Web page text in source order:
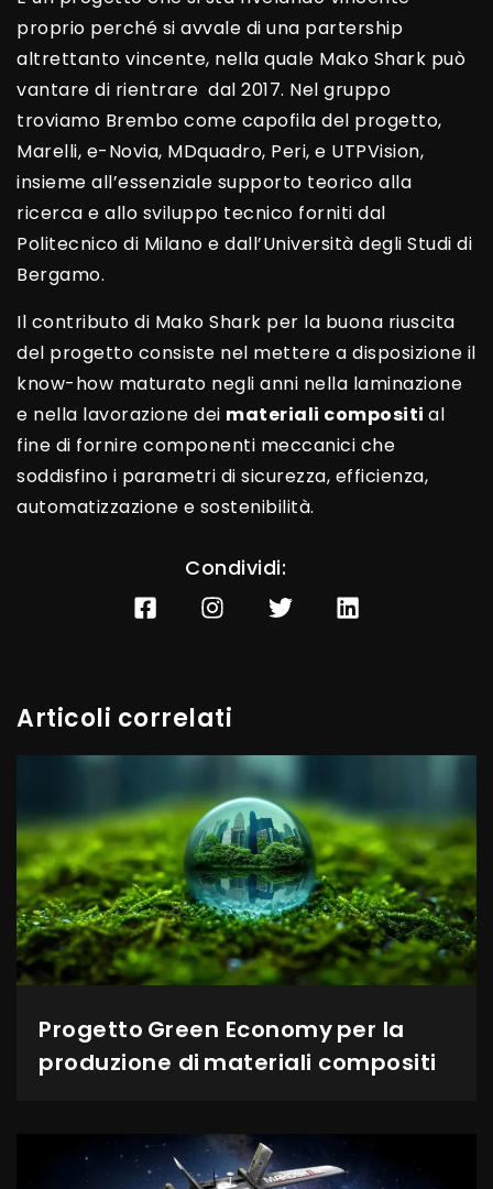
proprio perché si avvale di una partership
altrettanto vincente, nella quale Mako Shark può
vantare di rientrare dal 2017. Nel gruppo
troviamo Brembo come capofila del progetto,
Marelli, e-Novia, MDquadro, Peri, e UTPVision,
insieme all’essenziale supporto teorico alla
ricerca e allo sviluppo tecnico forniti dal
Politecnico di Milano e dall’Università degli Studi di
Bergamo.
Il contributo di Mako Shark per la buona riuscita
del progetto consiste nel mettere a disposizione il
know-how maturato negli anni nella laminazione
e nella lavorazione dei materiali compositi al
fine di fornire componenti meccanici che
soddisfino i parametri di sicurezza, efficienza,
automatizzazione e sostenibilità.
Condividi:
Articoli correlati
Progetto Green Economy per la
produzione di materiali compositi